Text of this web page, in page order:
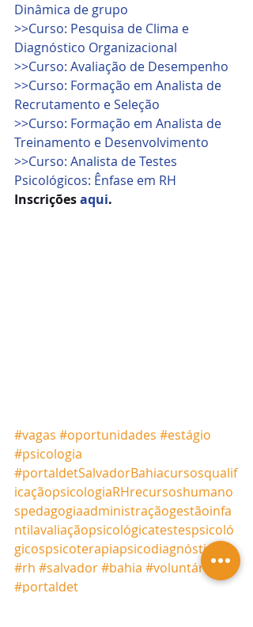
Dinâmica de grupo
>>Curso: Pesquisa de Clima e
Diagnóstico Organizacional
>>Curso: Avaliação de Desempenho
>>Curso: Formação em Analista de
Recrutamento e Seleção
>>Curso: Formação em Analista de
Treinamento e Desenvolvimento
>>Curso: Analista de Testes
Psicológicos: Ênfase em RH
Inscrições aqui.
#vagas #oportunidades #estágio
#psicologia
#portaldetSalvadorBahiacursosqualif
icaçãopsicologiaRHrecursoshumano
spedagogiaadministraçãogestãoinfa
ntilavaliaçãopsicológicatestespsicoló
gicospsicoterapiapsicodiagnóstico
#rh #salvador#bahia #voluntário
#portaldet